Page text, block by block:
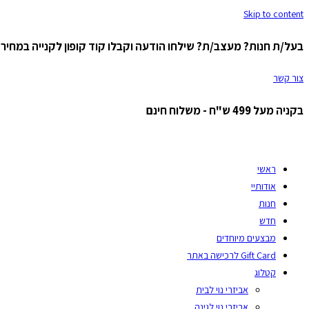
Skip to content
בעל/ת חנות? מעצב/ת? שילחו הודעה וקבלו קוד קופון לקנייה במחיר
צור קשר
בקניה מעל 499 ש"ח - משלוח חינם
ראשי
אודותיי
חנות
חדש
מבצעים מיוחדים
Gift Card לרכישה באתר
קטלוג
אביזרי נוי לבית